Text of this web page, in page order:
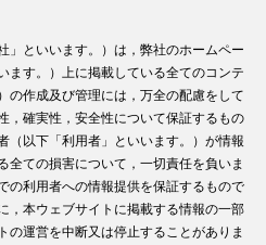
」といいます。）は，弊社のホームペー
ます。）上に掲載している全てのコンテ
の作成及び管理には，万全の配慮をして
，確実性，安全性について保証するもの
（以下「利用者」といいます。）が情報
全ての損害について，一切責任を負いま
の利用者への情報提供を保証するもので
，本ウェブサイトに掲載する情報の一部
の運営を中断又は停止することがありま